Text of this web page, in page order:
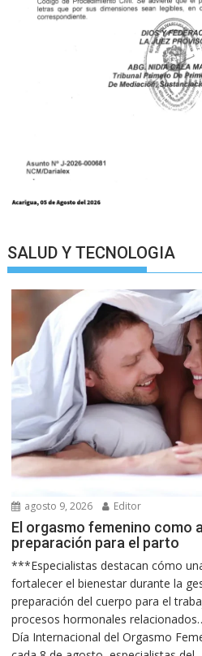
SALUD Y TECNOLOGIA
agosto 9, 2026 Editor
El orgasmo femenino como
preparación para el parto
***Especialistas destacan cómo
fortalecer el bienestar durante la
preparación del cuerpo para el
procesos hormonales
Día Internacional del Orgasmo